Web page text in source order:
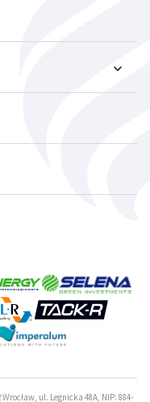
ul. Legnicka 48A, NIP: 884-